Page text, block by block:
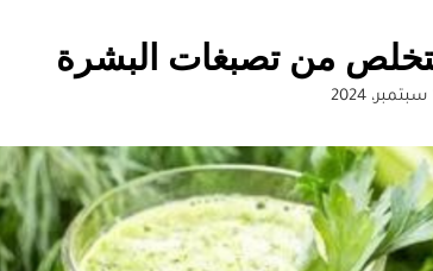
من تصبغات البشرة